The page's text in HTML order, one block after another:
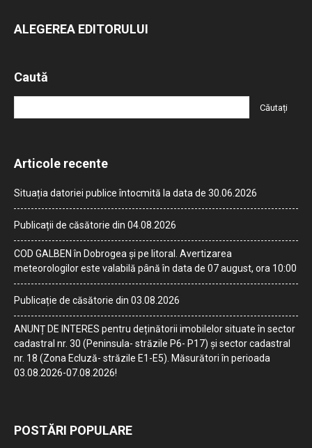
ALEGEREA EDITORULUI
Caută
Articole recente
Situația datoriei publice întocmită la data de 30.06.2026
Publicații de căsătorie din 04.08.2026
COD GALBEN în Dobrogea și pe litoral. Avertizarea
meteorologilor este valabilă până în data de 07 august, ora 10:00
Publicație de căsătorie din 03.08.2026
ANUNȚ DE INTERES pentru deținătorii imobilelor situate în sector
cadastral nr. 30 (Peninsula- străzile P6- P17) și sector cadastral
nr. 18 (Zona Ecluză- străzile E1-E5). Măsurători în perioada
03.08.2026-07.08.2026!
POSTĂRI POPULARE